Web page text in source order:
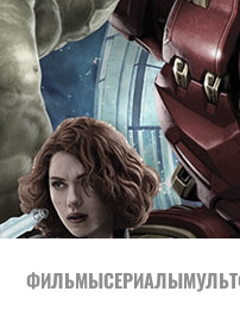
ФИЛЬМЫСЕРИАЛЫ